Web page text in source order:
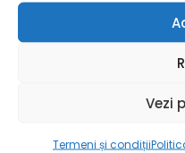
Vezi
Termeni și condiții
formatul .docx în
funcționalitatea de
sau unelte online.
între formatele